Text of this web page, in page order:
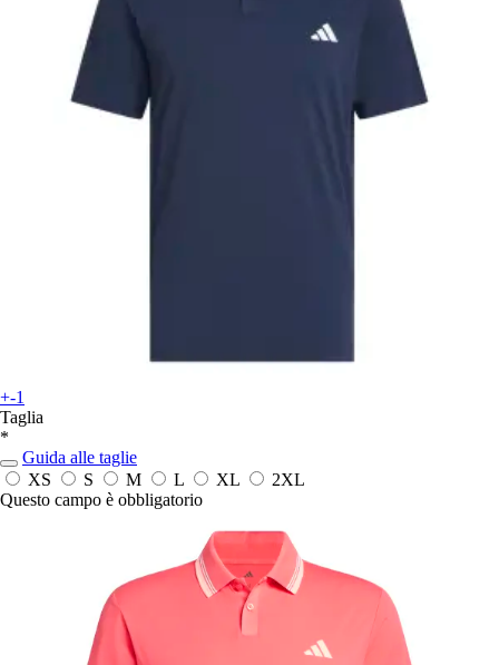
+-1
Taglia
*
Guida alle taglie
XS
S M L XL
2XL
Questo campo è obbligatorio